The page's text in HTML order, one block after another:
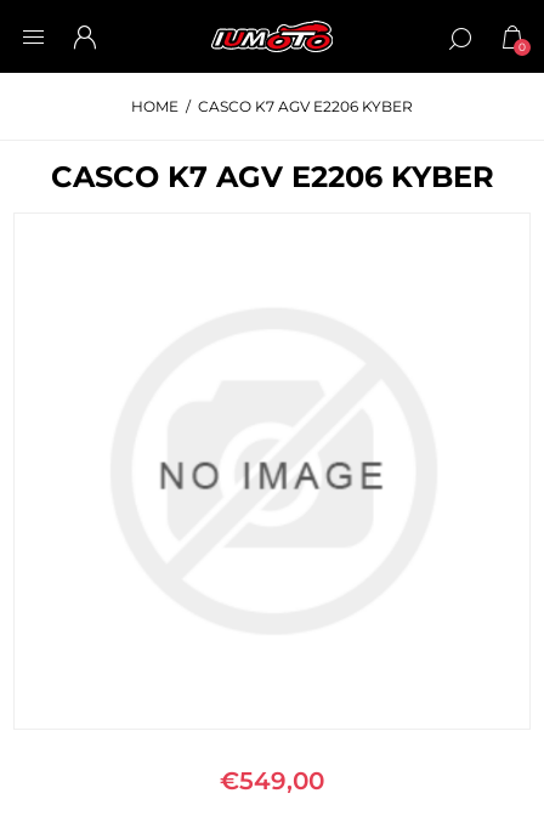
0
HOME / CASCO K7 AGV E2206 KYBER
CASCO K7 AGV E2206 KYBER
€549,00